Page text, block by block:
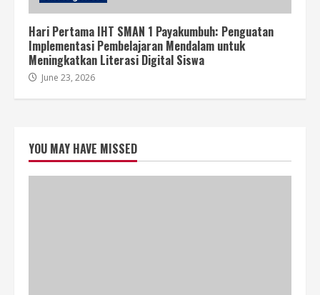
Hari Pertama IHT SMAN 1 Payakumbuh: Penguatan
Implementasi Pembelajaran Mendalam untuk
Meningkatkan Literasi Digital Siswa
June 23, 2026
YOU MAY HAVE MISSED